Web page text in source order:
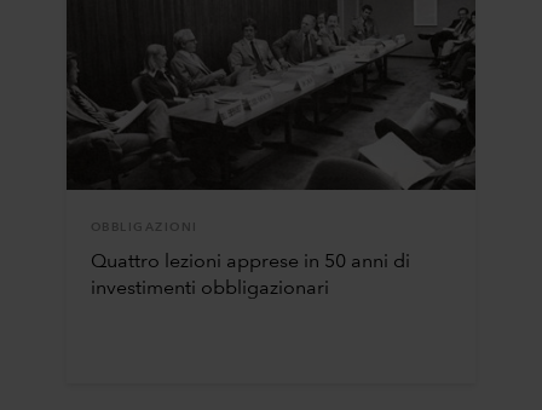
OBBLIGAZIONI
Quattro lezioni apprese in 50 anni di
investimenti obbligazionari